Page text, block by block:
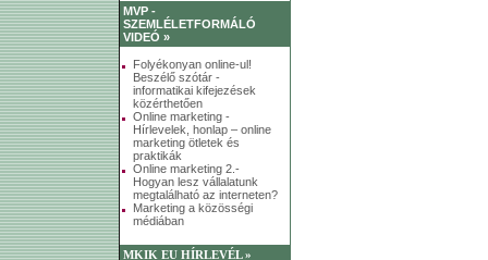
MVP -
SZEMLÉLETFORMÁLÓ
VIDEÓ »
Folyékonyan online-ul!
Beszélő szótár -
informatikai kifejezések
közérthetően
Online marketing -
Hírlevelek, honlap – online
marketing ötletek és
praktikák
Online marketing 2.-
Hogyan lesz vállalatunk
megtalálható az interneten?
Marketing a közösségi
médiában
MKIK EU HÍRLEVÉL »